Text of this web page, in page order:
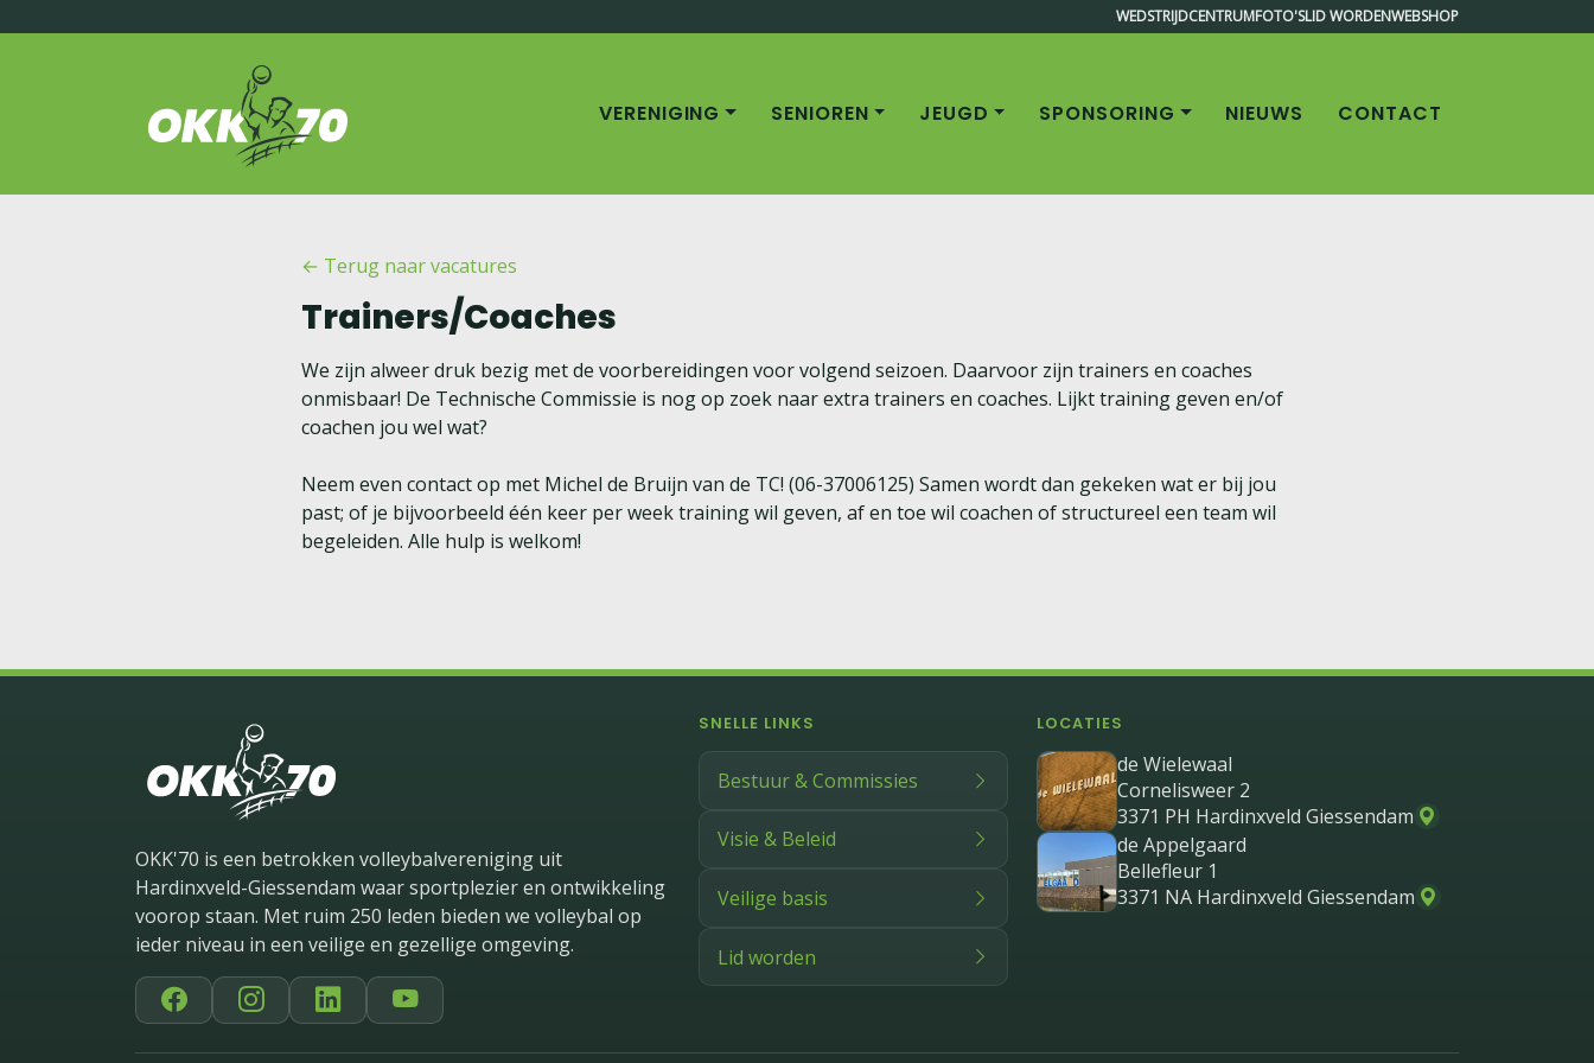
WEDSTRIJDCENTRUMFOTO'SLID WORDENWEBSHOP
OKK'70 VERENIGING SENIOREN JEUGD SPONSORING NIEUWS CONTACT
← Terug naar vacatures
Trainers/Coaches
We zijn alweer druk bezig met de voorbereidingen voor volgend seizoen. Daarvoor zijn trainers en coaches
onmisbaar! De Technische Commissie is nog op zoek naar extra trainers en coaches. Lijkt training geven en/of
coachen jou wel wat?
Neem even contact op met Michel de Bruijn van de TC! (06-37006125) Samen wordt dan gekeken wat er bij jou
past; of je bijvoorbeeld één keer per week training wil geven, af en toe wil coachen of structureel een team wil
begeleiden. Alle hulp is welkom!
OKK'70 is een betrokken volleybalvereniging uit
Hardinxveld-Giessendam waar sportplezier en ontwikkeling
voorop staan. Met ruim 250 leden bieden we volleybal op
ieder niveau in een veilige en gezellige omgeving.
SNELLE LINKS
Bestuur & Commissies
Visie & Beleid
Veilige basis
Lid worden
LOCATIES
de Wielewaal
Cornelisweer 2
3371 PH Hardinxveld Giessendam
de Appelgaard
Bellefleur 1
3371 NA Hardinxveld Giessendam